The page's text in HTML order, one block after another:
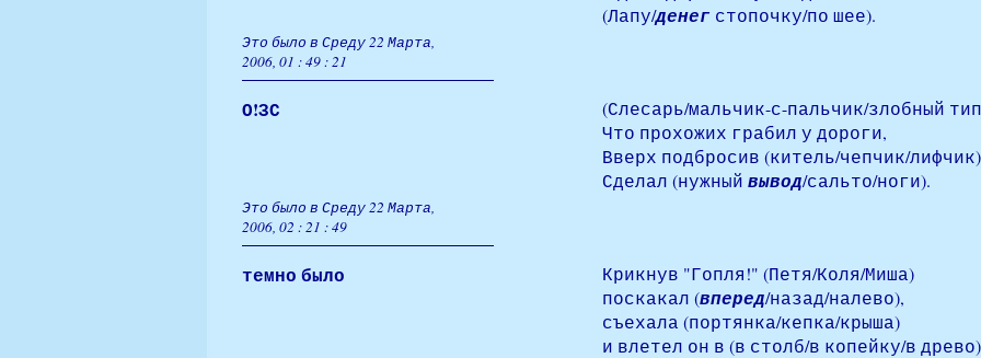
(Лапу/денег стопочку/по шее).
Это было в Среду 22 Марта,
2006, 01 : 49 : 21
О!ЗС
(Слесарь/мальчик-с-пальчик/злобный
Что прохожих грабил у дороги,
Вверх подбросив (китель/чепчик/
Сделал (нужный вывод/сальто/ноги).
Это было в Среду 22 Марта,
2006, 02 : 21 : 49
темно было
Крикнув "Гопля!" (Петя/Коля/Миша)
поскакал (вперед/назад/налево),
съехала (портянка/кепка/крыша)
и влетел он в (в столб/в копейку/в